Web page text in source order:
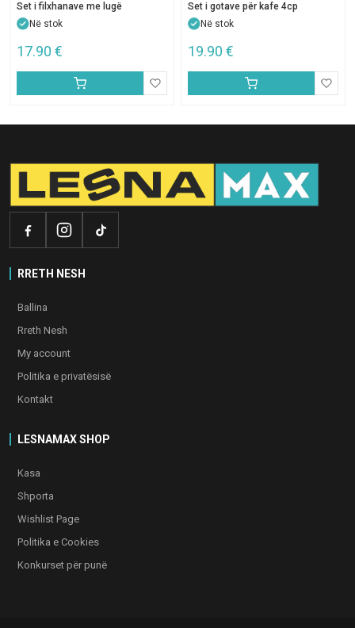
Set i filxhanave me lugë
Në stok
17.90 €
Set i gotave për kafe 4cp
Në stok
19.90 €
RRETH NESH
Ballina
Rreth Nesh
My account
Politika e privatësisë
Kontakt
LESNAMAX SHOP
Kasa
Shporta
Wishlist Page
Politika e Cookies
Konkurset për punë